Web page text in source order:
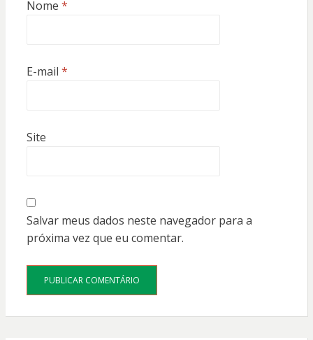
Nome *
E-mail *
Site
Salvar meus dados neste navegador para a
próxima vez que eu comentar.